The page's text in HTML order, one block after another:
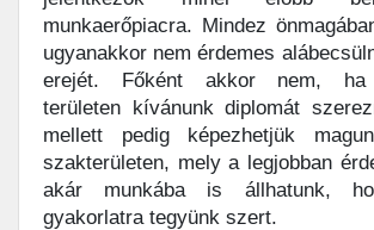
munkaerőpiacra. Mindez
ugyanakkor nem érdemes
erejét. Főként akkor nem, ha
területen kívánunk diplomát
mellett pedig képezhetjük
szakterületen, mely a legjobban
akár munkába is állhatunk,
gyakorlatra tegyünk szert.